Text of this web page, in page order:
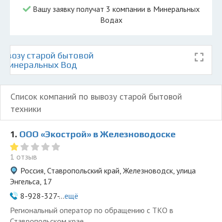
Вашу заявку получат 3 компании в Минеральных
Водах
старой бытовой
Минеральных Вод
Список компаний по вывозу старой бытовой
техники
1. ООО «Экострой» в Железноводоске
1 отзыв
Россия, Ставропольский край, Железноводск, улица
Энгельса, 17
8-928-327-...ещё
Региональный оператор по обращению с ТКО в